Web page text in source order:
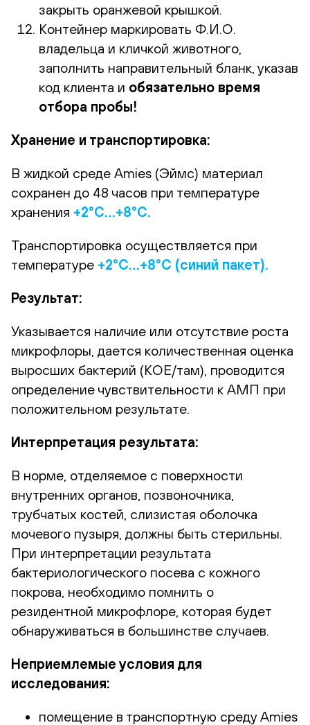
закрыть оранжевой крышкой.
Контейнер маркировать Ф.И.О.
владельца и кличкой животного,
заполнить направительный бланк, указав
код клиента и обязательно время
отбора пробы!
Хранение и транспортировка:
В жидкой среде Amies (Эймс) материал
сохранен до 48 часов при температуре
хранения +2°С…+8°С.
Транспортировка осуществляется при
температуре +2°С…+8°С (синий пакет).
Результат:
Указывается наличие или отсутствие роста
микрофлоры, дается количественная оценка
выросших бактерий (КОЕ/там), проводится
определение чувствительности к АМП при
положительном результате.
Интерпретация результата:
В норме, отделяемое с поверхности
внутренних органов, позвоночника,
трубчатых костей, слизистая оболочка
мочевого пузыря, должны быть стерильны.
При интерпретации результата
бактериологического посева с кожного
покрова, необходимо помнить о
резидентной микрофлоре, которая будет
обнаруживаться в большинстве случаев.
Неприемлемые условия для
исследования:
помещение в транспортную среду Amies